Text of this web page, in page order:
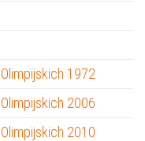
1972
2006
2010